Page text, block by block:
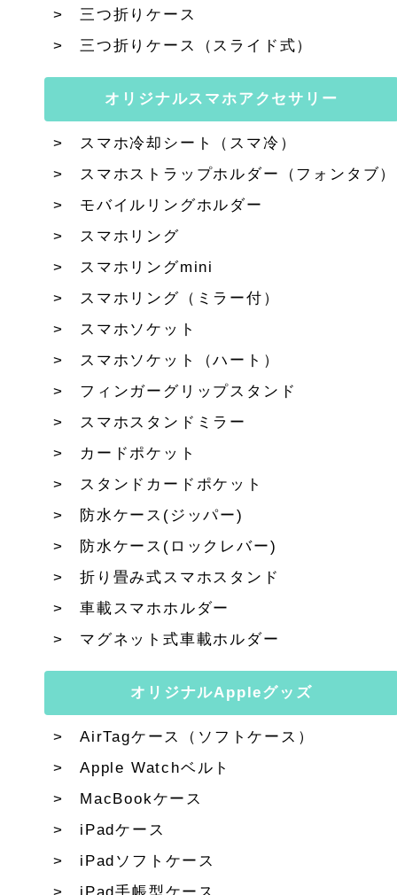
三つ折りケース
三つ折りケース（スライド式）
オリジナルスマホアクセサリー
スマホ冷却シート（スマ冷）
スマホストラップホルダー（フォンタブ）
モバイルリングホルダー
スマホリング
スマホリングmini
スマホリング（ミラー付）
スマホソケット
スマホソケット（ハート）
フィンガーグリップスタンド
スマホスタンドミラー
カードポケット
スタンドカードポケット
防水ケース(ジッパー)
防水ケース(ロックレバー)
折り畳み式スマホスタンド
車載スマホホルダー
マグネット式車載ホルダー
オリジナルAppleグッズ
AirTagケース（ソフトケース）
Apple Watchベルト
MacBookケース
iPadケース
iPadソフトケース